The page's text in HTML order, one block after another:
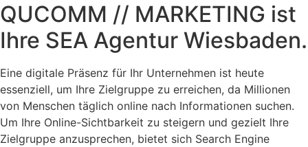
QUCOMM // MARKETING ist
Ihre SEA Agentur Wiesbaden.
Eine digitale Präsenz für Ihr Unternehmen ist heute
essenziell, um Ihre Zielgruppe zu erreichen, da Millionen
von Menschen täglich online nach Informationen suchen.
Um Ihre Online-Sichtbarkeit zu steigern und gezielt Ihre
Zielgruppe anzusprechen, bietet sich Search Engine